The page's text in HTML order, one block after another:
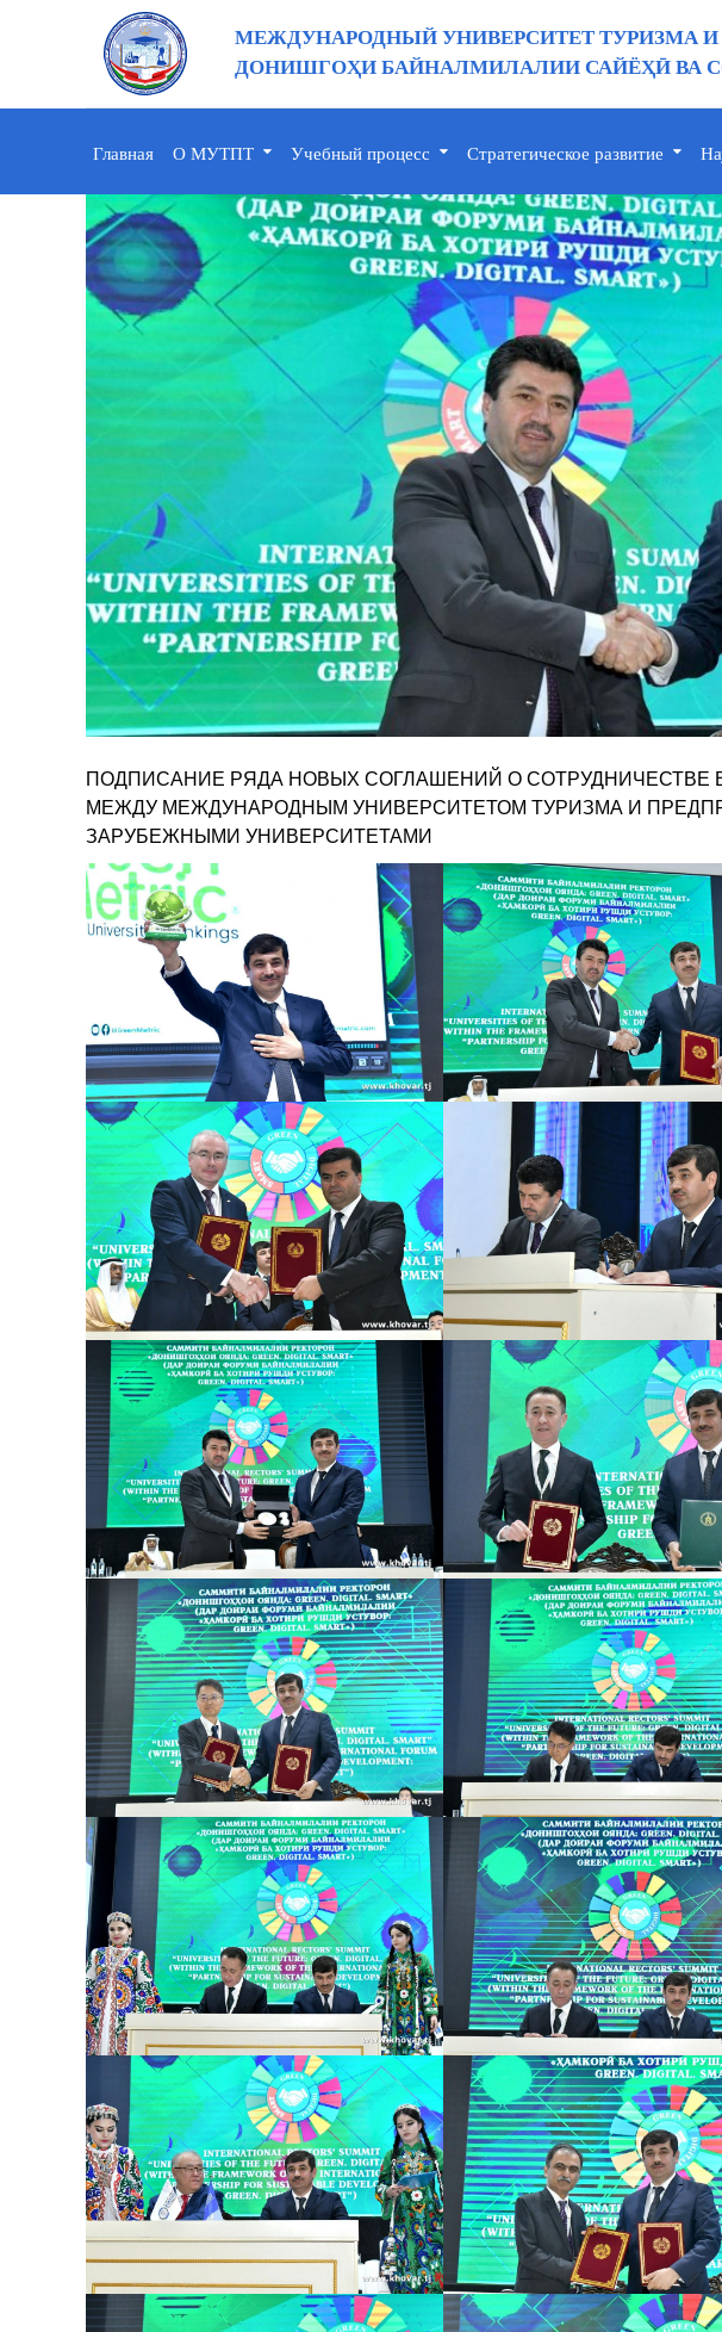
МЕЖДУНАРОДНЫЙ УНИВЕРСИТЕТ ТУРИЗМА
ДОНИШГОҲИ БАЙНАЛМИЛАЛИИ САЙЁҲӢ ВА
Главная О МУТПТ Учебный процесс Стратегическое развитие
ПОДПИСАНИЕ РЯДА НОВЫХ СОГЛАШЕНИЙ О СОТРУДНИЧЕСТВЕ
МЕЖДУ МЕЖДУНАРОДНЫМ УНИВЕРСИТЕТОМ ТУРИЗМА И
ЗАРУБЕЖНЫМИ УНИВЕРСИТЕТАМИ